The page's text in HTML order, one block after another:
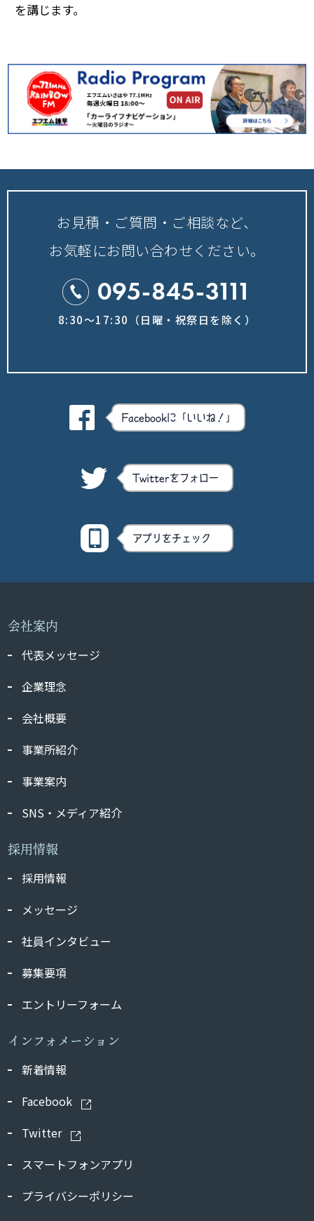
を講じます。
お見積・ご質問・ご相談など、
お気軽にお問い合わせください。
095-845-3111
8:30～17:30（日曜・祝祭日を除く）
Facebookに「いいね！」
Twitterをフォロー
アプリをチェック
会社案内
代表メッセージ
企業理念
会社概要
事業所紹介
事業案内
SNS・メディア紹介
採用情報
採用情報
メッセージ
社員インタビュー
募集要項
エントリーフォーム
インフォメーション
新着情報
Facebook
Twitter
スマートフォンアプリ
プライバシーポリシー